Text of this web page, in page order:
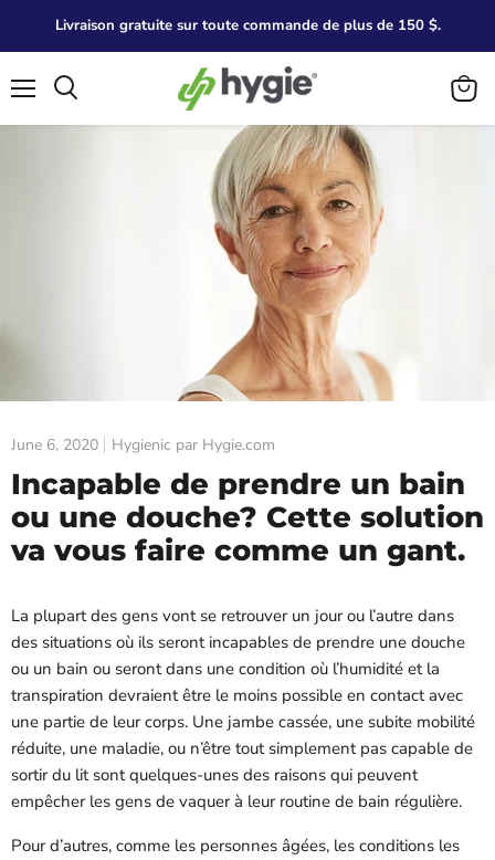
Livraison gratuite sur toute commande de plus de 150 $.
View
cart
June 6, 2020 Hygienic par Hygie.com
Incapable de prendre un bain
ou une douche? Cette solution
va vous faire comme un gant.
La plupart des gens vont se retrouver un jour ou l’autre dans
des situations où ils seront incapables de prendre une douche
ou un bain ou seront dans une condition où l’humidité et la
transpiration devraient être le moins possible en contact avec
une partie de leur corps. Une jambe cassée, une subite mobilité
réduite, une maladie, ou n’être tout simplement pas capable de
sortir du lit sont quelques-unes des raisons qui peuvent
empêcher les gens de vaquer à leur routine de bain régulière.
Pour d’autres, comme les personnes âgées, les conditions les